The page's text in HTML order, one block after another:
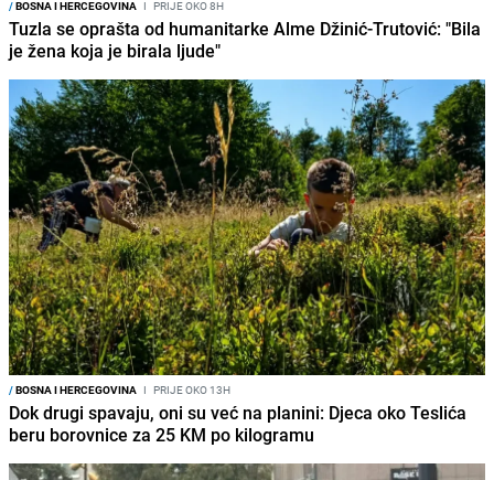
/BOSNA I HERCEGOVINA I PRIJE OKO 8H
Tuzla se oprašta od humanitarke Alme Džinić-Trutović: "Bila
je žena koja je birala ljude"
/BOSNA I HERCEGOVINA I PRIJE OKO 13H
Dok drugi spavaju, oni su već na planini: Djeca oko Teslića
beru borovnice za 25 KM po kilogramu